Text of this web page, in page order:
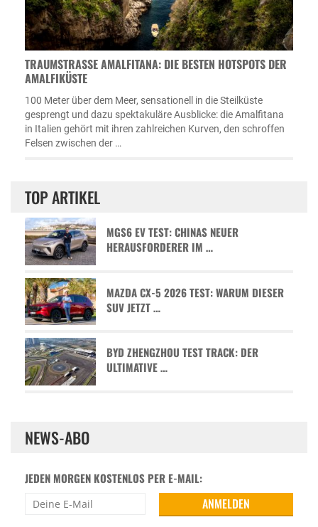
TRAUMSTRASSE AMALFITANA: DIE BESTEN HOTSPOTS DER A
MALFIKÜSTE
100 Meter über dem Meer, sensationell in die Steilküste
gesprengt und dazu spektakuläre Ausblicke: die Amalfitana
in Italien gehört mit ihren zahlreichen Kurven, den schroffen
Felsen zwischen der …
TOP ARTIKEL
MGS6 EV TEST: CHINAS NEUER
HERAUSFORDERER IM …
MAZDA CX-5 2026 TEST: WARUM DIESER
SUV JETZT …
BYD ZHENGZHOU TEST TRACK: DER
ULTIMATIVE …
NEWS-ABO
JEDEN MORGEN KOSTENLOS PER E-MAIL: